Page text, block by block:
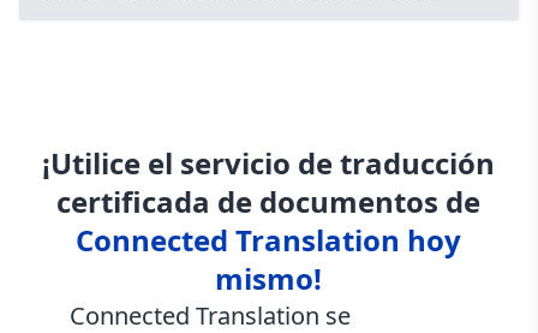
¡Utilice el servicio de traducción
certificada de documentos de
Connected Translation hoy
mismo!
Connected Translation se